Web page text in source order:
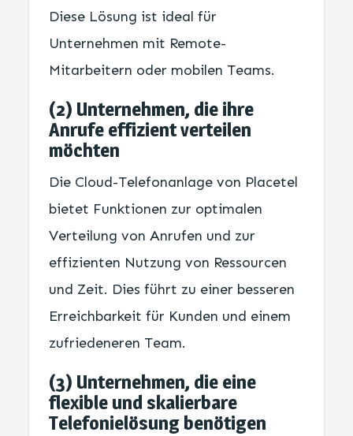
Diese Lösung ist ideal für
Unternehmen mit Remote-
Mitarbeitern oder mobilen Teams.
(2) Unternehmen, die ihre
Anrufe effizient verteilen
möchten
Die Cloud-Telefonanlage von Placetel
bietet Funktionen zur optimalen
Verteilung von Anrufen und zur
effizienten Nutzung von Ressourcen
und Zeit. Dies führt zu einer besseren
Erreichbarkeit für Kunden und einem
zufriedeneren Team.
(3) Unternehmen, die eine
flexible und skalierbare
Telefonielösung benötigen